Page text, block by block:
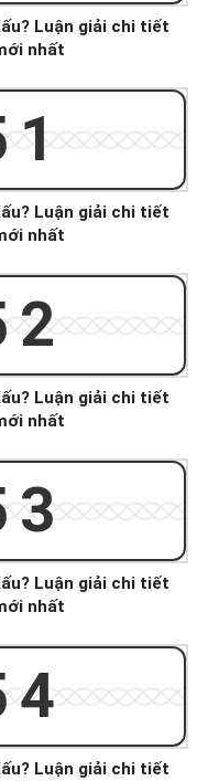
Luận giải chi tiết
nhất
Luận giải chi tiết
nhất
Luận giải chi tiết
nhất
Luận giải chi tiết
nhất
Luận giải chi tiết